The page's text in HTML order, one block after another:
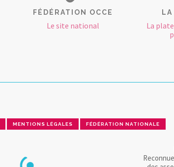
FÉDÉRATION OCCE
Le site national
La
MENTIONS LÉGALES FÉDÉRATION NATIONALE